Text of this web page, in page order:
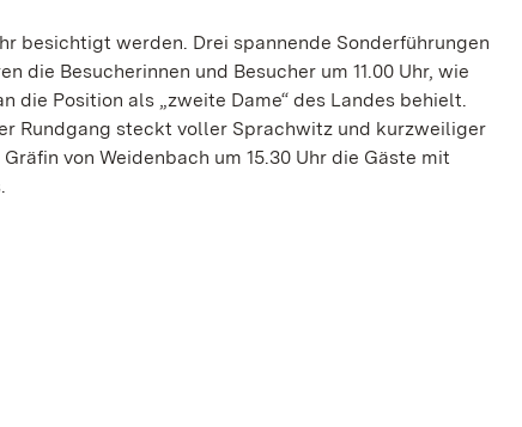
besichtigt werden. Drei spannende Sonderführungen
die Besucherinnen und Besucher um 11.00 Uhr, wie
die Position als „zweite Dame“ des Landes behielt.
Rundgang steckt voller Sprachwitz und kurzweiliger
von Weidenbach um 15.30 Uhr die Gäste mit